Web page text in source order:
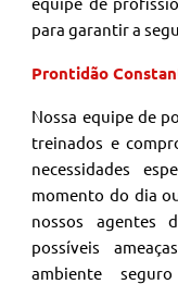
para garantir a
Prontidão
Nossa equipe de
treinados e
necessidades
momento do dia
nossos agentes
possíveis
ambiente